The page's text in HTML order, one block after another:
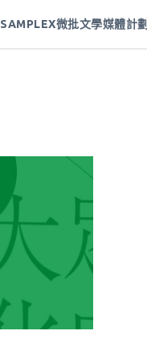
SAMPLEX微批文學媒體計劃